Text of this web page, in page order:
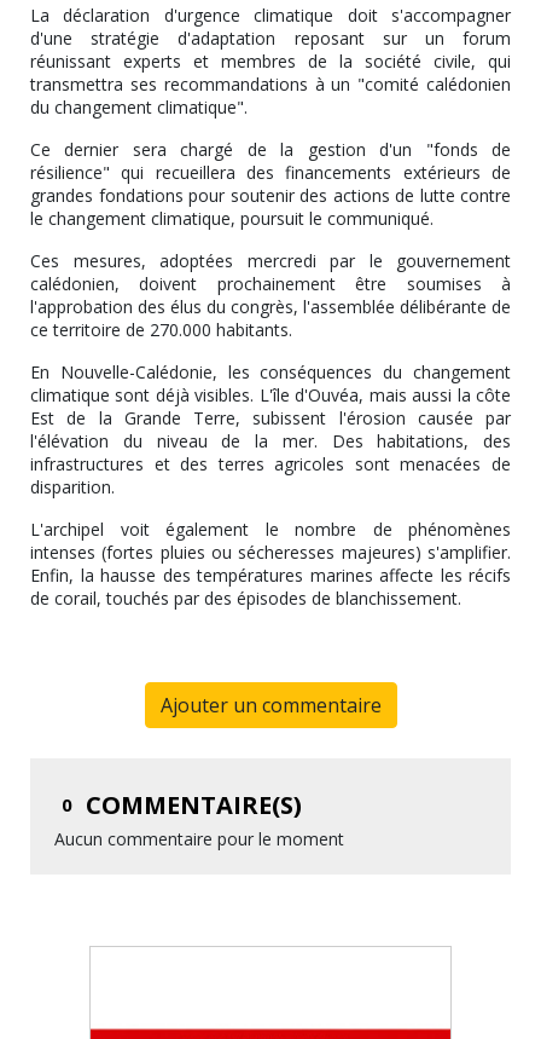
La déclaration d'urgence climatique doit s'accompagner
d'une stratégie d'adaptation reposant sur un forum
réunissant experts et membres de la société civile, qui
transmettra ses recommandations à un "comité calédonien
du changement climatique".
Ce dernier sera chargé de la gestion d'un "fonds de
résilience" qui recueillera des financements extérieurs de
grandes fondations pour soutenir des actions de lutte contre
le changement climatique, poursuit le communiqué.
Ces mesures, adoptées mercredi par le gouvernement
calédonien, doivent prochainement être soumises à
l'approbation des élus du congrès, l'assemblée délibérante de
ce territoire de 270.000 habitants.
En Nouvelle-Calédonie, les conséquences du changement
climatique sont déjà visibles. L'île d'Ouvéa, mais aussi la côte
Est de la Grande Terre, subissent l'érosion causée par
l'élévation du niveau de la mer. Des habitations, des
infrastructures et des terres agricoles sont menacées de
disparition.
L'archipel voit également le nombre de phénomènes
intenses (fortes pluies ou sécheresses majeures) s'amplifier.
Enfin, la hausse des températures marines affecte les récifs
de corail, touchés par des épisodes de blanchissement.
Ajouter un commentaire
0 COMMENTAIRE(S)
Aucun commentaire pour le moment